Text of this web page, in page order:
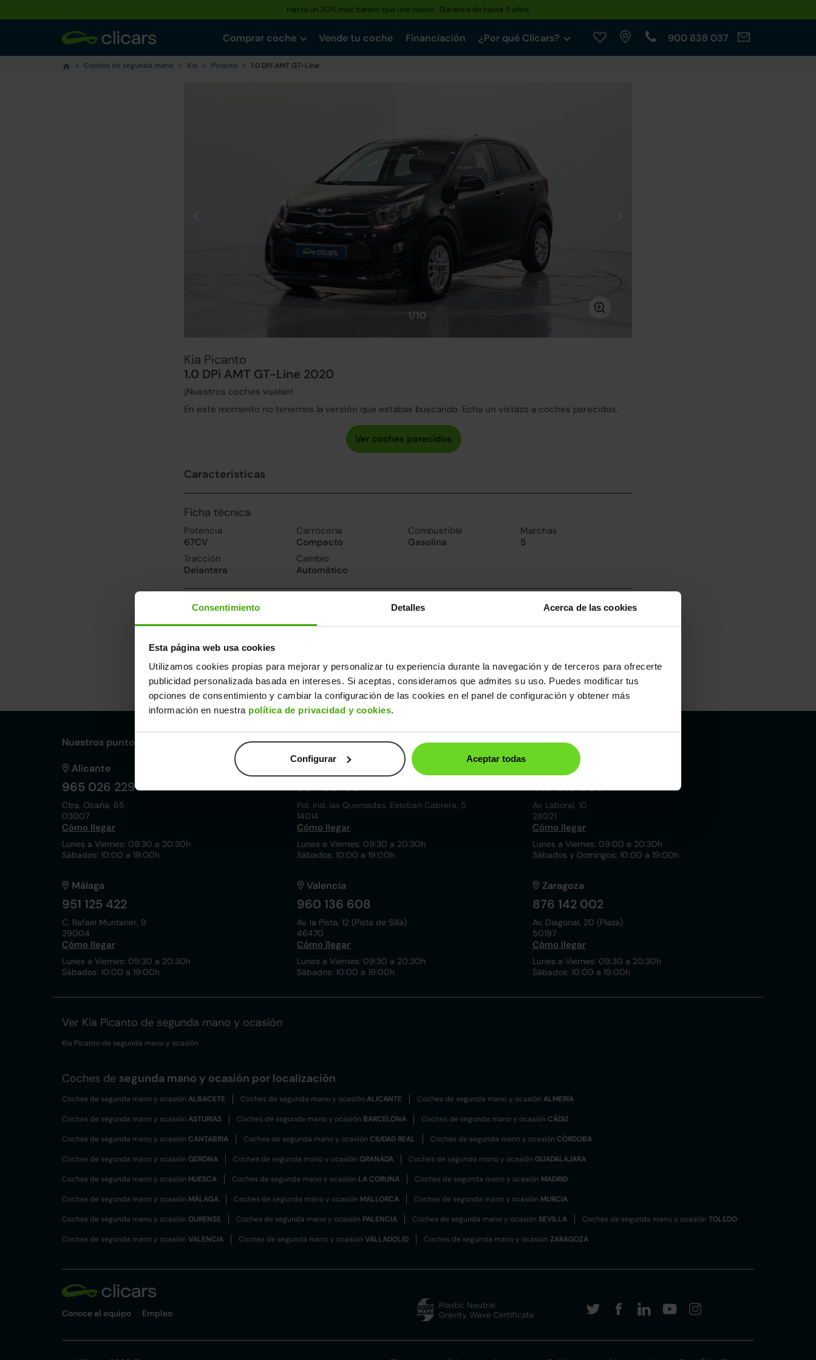
Consentimiento Detalles Acerca de las cookies
Esta página web usa cookies
Utilizamos cookies propias para mejorar y personalizar tu experiencia durante la navegación y de terceros para ofrecerte
publicidad personalizada basada en intereses. Si aceptas, consideramos que admites su uso. Puedes modificar tus
opciones de consentimiento y cambiar la configuración de las cookies en el panel de configuración y obtener más
información en nuestra política de privacidad y cookies.
Configurar Aceptar todas
Hasta un 30% más barato que uno nuevo · Garantía de hasta 3 años
Comprar coche Vende tu coche Financiación ¿Por qué Clicars? 900 838 037
Coches de segunda mano Kia Picanto 1.0 DPi AMT GT-Line
1/10
Kia Picanto
1.0 DPi AMT GT-Line 2020
¡Nuestros coches vuelan!
En este momento no tenemos la versión que estabas buscando. Echa un vistazo a coches parecidos.
Características
Ficha técnica
Potencia
67CV
Carrocería
Compacto
Combustible
Gasolina
Marchas
5
Tracción
Delantera
Cambio
Automático
Prestaciones, consumo y emisiones
Velocidad máxima
De 0 a 100 km/h
Emisiones
Dimensiones y otros datos
Largo
3,60m
Ancho
1,60m
Alto
1,49m
Peso
Depósito
Maletero
Nuestros puntos de venta Clicars:
Alicante
965 026 229
Ctra. Ocaña, 65
03007
Cómo llegar
Lunes a Viernes: 09:30 a 20:30h
Sábados: 10:00 a 19:00h
857 881 521
Pol. ind. las Quemadas. Esteban Cabrera, 5
14014
Cómo llegar
Lunes a Viernes: 09:30 a 20:30h
Sábados: 10:00 a 19:00h
919 015 000
Av. Laboral, 10
28021
Cómo llegar
Lunes a Viernes: 09:00 a 20:30h
Sábados y Domingos: 10:00 a 19:00h
Málaga
951 125 422
C. Rafael Muntaner, 9
29004
Cómo llegar
Lunes a Viernes: 09:30 a 20:30h
Sábados: 10:00 a 19:00h
Valencia
960 136 608
Av. la Pista, 12 (Pista de Silla)
46470
Cómo llegar
Lunes a Viernes: 09:30 a 20:30h
Sábados: 10:00 a 19:00h
Zaragoza
876 142 002
Av. Diagonal, 20 (Plaza)
50197
Cómo llegar
Lunes a Viernes: 09:30 a 20:30h
Sábados: 10:00 a 19:00h
Ver Kia Picanto de segunda mano y ocasión
Kia Picanto de segunda mano y ocasión
Coches de segunda mano y ocasión por localización
Coches de segunda mano y ocasión ALBACETE Coches de segunda mano y ocasión ALICANTE Coches de segunda mano y ocasión ALMERÍA
Coches de segunda mano y ocasión ASTURIAS Coches de segunda mano y ocasión BARCELONA Coches de segunda mano y ocasión CÁDIZ
Coches de segunda mano y ocasión CANTABRIA Coches de segunda mano y ocasión CIUDAD REAL Coches de segunda mano y ocasión CÓRDOBA
Coches de segunda mano y ocasión GERONA Coches de segunda mano y ocasión GRANADA Coches de segunda mano y ocasión GUADALAJARA
Coches de segunda mano y ocasión HUESCA Coches de segunda mano y ocasión LA CORUÑA Coches de segunda mano y ocasión MADRID
Coches de segunda mano y ocasión MÁLAGA Coches de segunda mano y ocasión MALLORCA Coches de segunda mano y ocasión MURCIA
Coches de segunda mano y ocasión OURENSE Coches de segunda mano y ocasión PALENCIA Coches de segunda mano y ocasión SEVILLA Coches de segunda mano y ocasión TOLEDO
Coches de segunda mano y ocasión VALENCIA Coches de segunda mano y ocasión VALLADOLID Coches de segunda mano y ocasión ZARAGOZA
Conoce al equipo Empleo